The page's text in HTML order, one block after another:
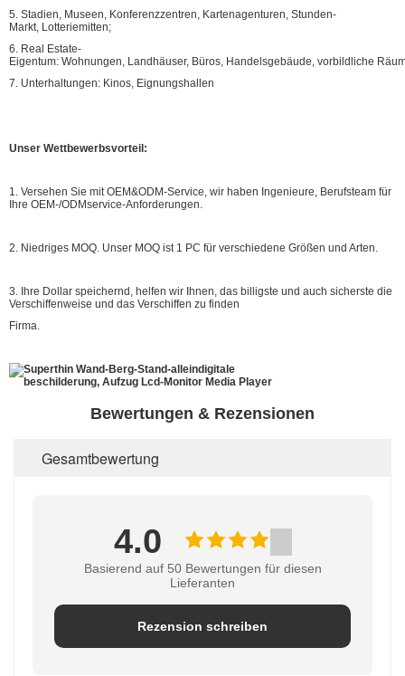
5. Stadien, Museen, Konferenzzentren, Kartenagenturen, Stunden-
Markt, Lotteriemitten;
6. Real Estate-
Eigentum: Wohnungen, Landhäuser, Büros, Handelsgebäude, vorbildliche
7. Unterhaltungen: Kinos, Eignungshallen
Unser Wettbewerbsvorteil:
1. Versehen Sie mit OEM&ODM-Service, wir haben Ingenieure, Berufsteam für
Ihre OEM-/ODMservice-Anforderungen.
2. Niedriges MOQ. Unser MOQ ist 1 PC für verschiedene Größen und Arten.
3. Ihre Dollar speichernd, helfen wir Ihnen, das billigste und auch sicherste die
Verschiffenweise und das Verschiffen zu finden
Firma.
Bewertungen & Rezensionen
Gesamtbewertung
4.0
Basierend auf 50 Bewertungen für diesen
Lieferanten
Rezension schreiben